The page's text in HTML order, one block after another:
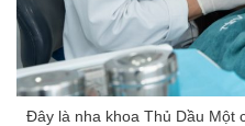
Đây là nha khoa Thủ Dầu Một